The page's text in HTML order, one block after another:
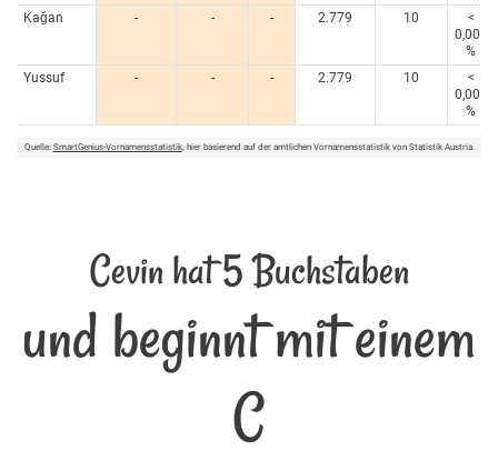
Kağan
- - - 2.779 10
<
0,005
%
Yussuf
- - - 2.779 10
<
0,005
%
Quelle: SmartGenius-Vornamensstatistik, hier basierend auf der amtlichen Vornamensstatistik von Statistik Austria.
Cevin hat 5 Buchstaben
und beginnt mit einem
C